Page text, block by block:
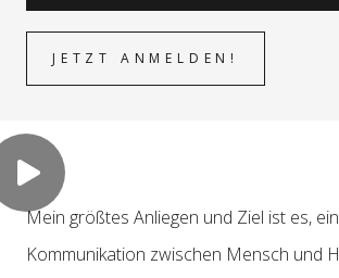
JETZT ANMELDEN!
Mein größtes Anliegen und Ziel ist es,
Kommunikation zwischen Mensch und